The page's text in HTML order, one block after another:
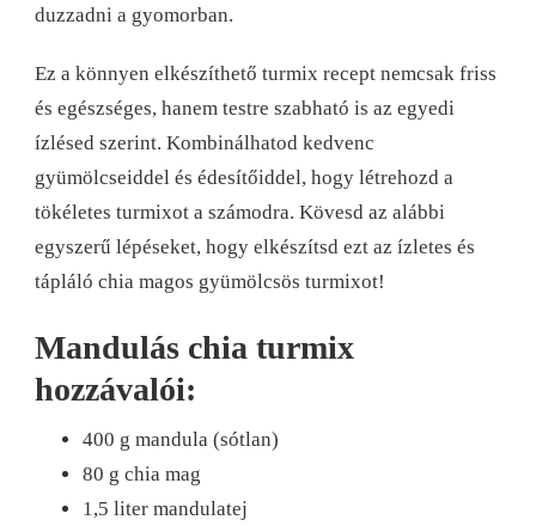
duzzadni a gyomorban.
Ez a könnyen elkészíthető turmix recept nemcsak friss
és egészséges, hanem testre szabható is az egyedi
ízlésed szerint. Kombinálhatod kedvenc
gyümölcseiddel és édesítőiddel, hogy létrehozd a
tökéletes turmixot a számodra. Kövesd az alábbi
egyszerű lépéseket, hogy elkészítsd ezt az ízletes és
tápláló chia magos gyümölcsös turmixot!
Mandulás chia turmix
hozzávalói:
400 g mandula (sótlan)
80 g chia mag
1,5 liter mandulatej